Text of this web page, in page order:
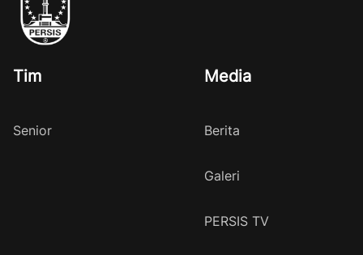
Tim
Senior
Media
Berita
Galeri
PERSIS TV